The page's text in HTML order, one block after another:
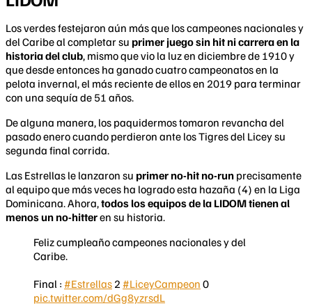
Los verdes festejaron aún más que los campeones nacionales y
del Caribe al completar su primer juego sin hit ni carrera en la
historia del club, mismo que vio la luz en diciembre de 1910 y
que desde entonces ha ganado cuatro campeonatos en la
pelota invernal, el más reciente de ellos en 2019 para terminar
con una sequía de 51 años.
De alguna manera, los paquidermos tomaron revancha del
pasado enero cuando perdieron ante los Tigres del Licey su
segunda final corrida.
Las Estrellas le lanzaron su primer no-hit no-run precisamente
al equipo que más veces ha logrado esta hazaña (4) en la Liga
Dominicana. Ahora,todos los equipos de la LIDOM tienen al
menos un no-hitteren su historia.
Feliz cumpleaño campeones nacionales y del
Caribe.
Final : #Estrellas 2 #LiceyCampeon 0
pic.twitter.com/dGg8yzrsdL